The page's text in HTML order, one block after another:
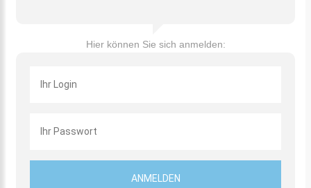
Hier können Sie sich anmelden: